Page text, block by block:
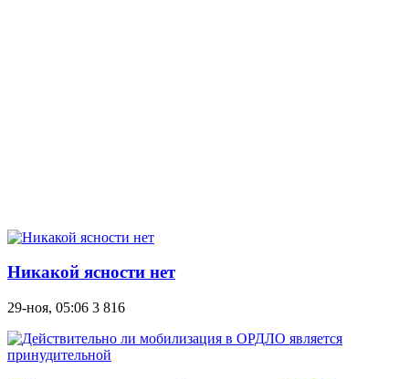
Никакой ясности нет
29-ноя, 05:06 3 816